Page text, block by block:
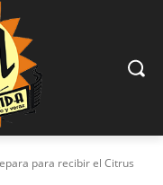
para recibir el Citrus